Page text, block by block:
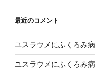
最近のコメント
ユスラウメにふくろみ病
ユスラウメにふくろみ病